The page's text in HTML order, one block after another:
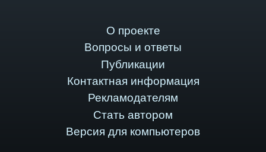
О проекте
Вопросы и ответы
Публикации
Контактная информация
Рекламодателям
Стать автором
Версия для компьютеров